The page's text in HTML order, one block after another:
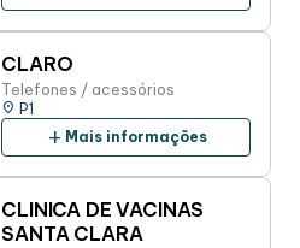
CLARO
Telefones / acessórios
place P1
add Mais informações
CLINICA DE VACINAS
SANTA CLARA